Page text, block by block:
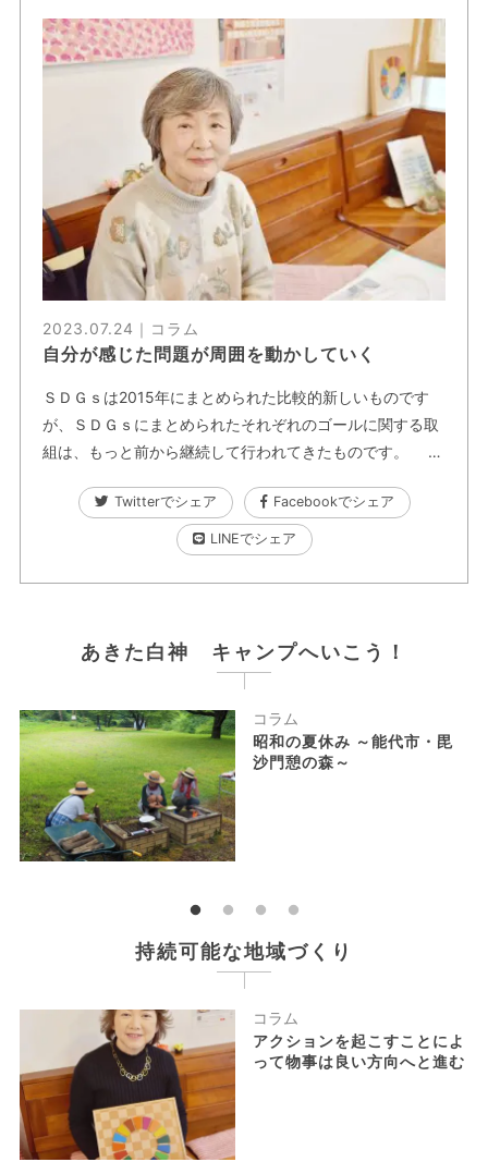
2023.07.24｜ コラム
自分が感じた問題が周囲を動かしていく
ＳＤＧｓは2015年にまとめられた比較的新しいものです
が、ＳＤＧｓにまとめられたそれぞれのゴールに関する取
組は、もっと前から継続して行われてきたものです。 …
Twitterでシェア Facebookでシェア
LINEでシェア
あきた白神 キャンプへいこう！
コラム
昭和の夏休み ～能代市・毘
沙門憩の森～
持続可能な地域づくり
コラム
アクションを起こすことによ
って物事は良い方向へと進む